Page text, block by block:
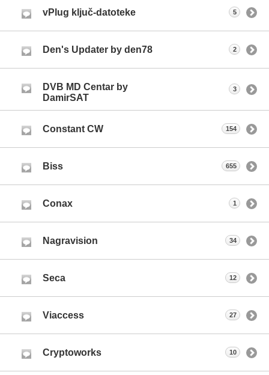
vPlug ključ-datoteke 5
Den's Updater by den78 2
DVB MD Centar by
DamirSAT
3
Constant CW 154
Biss 655
Conax 1
Nagravision 34
Seca 12
Viaccess 27
Cryptoworks 10